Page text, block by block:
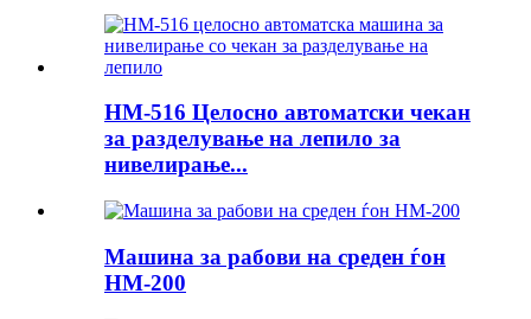
HM-516 Целосно автоматски чекан
за разделување на лепило за
нивелирање...
Машина за рабови на среден ѓон
HM-200